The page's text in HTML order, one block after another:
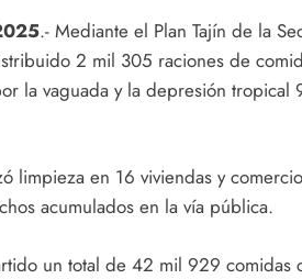
.- Mediante el Plan Tajín de la
2 mil 305 raciones de
la vaguada y la depresión tropical
limpieza en 16 viviendas y
acumulados en la vía pública.
un total de 42 mil 929 comidas